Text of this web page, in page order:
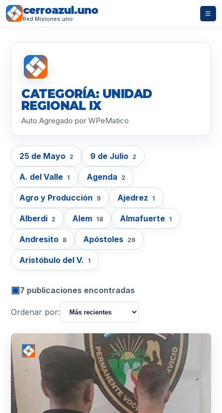
cerroazul.uno
Red Misiones.uno
☰
CATEGORÍA: UNIDAD
REGIONAL IX
Auto Agregado por WPeMatico
25 de Mayo 2 9 de Julio 2
A. del Valle 1 Agenda 2
Agro y Producción 9 Ajedrez 1
Alberdi 2 Alem 18 Almafuerte 1
Andresito 8 Apóstoles 26
Aristóbulo del V. 1
▣7 publicaciones encontradas
Ordenar por: